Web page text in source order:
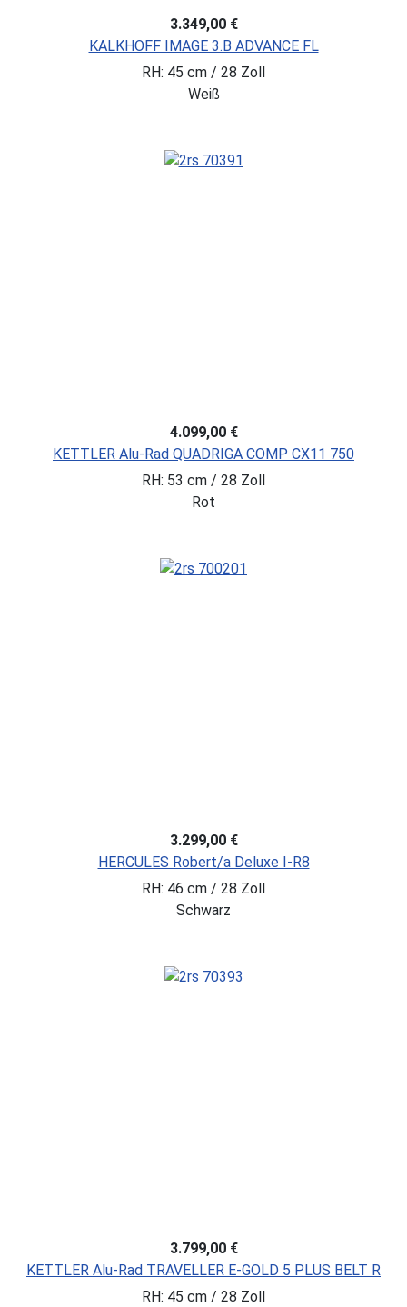
3.349,00 €
KALKHOFF IMAGE 3.B ADVANCE FL
RH: 45 cm / 28 Zoll
Weiß
4.099,00 €
KETTLER Alu-Rad QUADRIGA COMP CX11 750
RH: 53 cm / 28 Zoll
Rot
3.299,00 €
HERCULES Robert/a Deluxe I-R8
RH: 46 cm / 28 Zoll
Schwarz
3.799,00 €
KETTLER Alu-Rad TRAVELLER E-GOLD 5 PLUS BELT R
RH: 45 cm / 28 Zoll